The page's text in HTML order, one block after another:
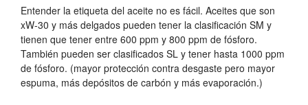
Entender la etiqueta del aceite no es fácil. Aceites que son
xW-30 y más delgados pueden tener la clasificación SM y
tienen que tener entre 600 ppm y 800 ppm de fósforo.
También pueden ser clasificados SL y tener hasta 1000 ppm
de fósforo. (mayor protección contra desgaste pero mayor
espuma, más depósitos de carbón y más evaporación.)